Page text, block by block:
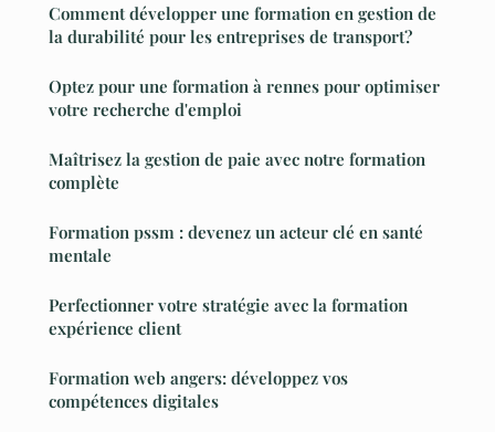
Comment développer une formation en gestion de
la durabilité pour les entreprises de transport?
Optez pour une formation à rennes pour optimiser
votre recherche d'emploi
Maîtrisez la gestion de paie avec notre formation
complète
Formation pssm : devenez un acteur clé en santé
mentale
Perfectionner votre stratégie avec la formation
expérience client
Formation web angers: développez vos
compétences digitales